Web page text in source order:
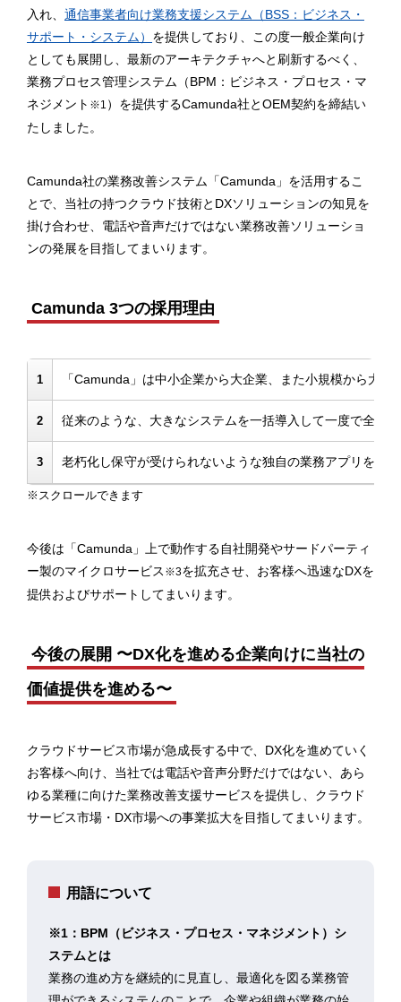
入れ、 通信事業者向け業務支援システム（BSS：ビジネス・
サポート・システム） を提供しており、この度一般企業向け
としても展開し、最新のアーキテクチャへと刷新するべく、
業務プロセス管理システム（BPM：ビジネス・プロセス・マ
ネジメント ※1 ）を提供するCamunda社とOEM契約を締結い
たしました。
Camunda社の業務改善システム「Camunda」を活用するこ
とで、当社の持つクラウド技術とDXソリューションの知見を
掛け合わせ、電話や音声だけではない業務改善ソリューショ
ンの発展を目指してまいります。
Camunda 3つの採用理由
1 「Camunda」は中小企業から大企業、また小規模から大
2 従来のような、大きなシステムを一括導入して一度で全て
3 老朽化し保守が受けられないような独自の業務アプリを、
今後は「Camunda」上で動作する自社開発やサードパーティ
ー製のマイクロサービス ※3を拡充させ、お客様へ迅速なDXを
提供およびサポートしてまいります。
今後の展開 〜DX化を進める企業向けに当社の
価値提供を進める〜
クラウドサービス市場が急成長する中で、DX化を進めていく
お客様へ向け、当社では電話や音声分野だけではない、あら
ゆる業種に向けた業務改善支援サービスを提供し、クラウド
サービス市場・DX市場への事業拡大を目指してまいります。
用語について
※1：BPM（ビジネス・プロセス・マネジメント）シ
ステムとは
業務の進め方を継続的に見直し、最適化を図る業務管